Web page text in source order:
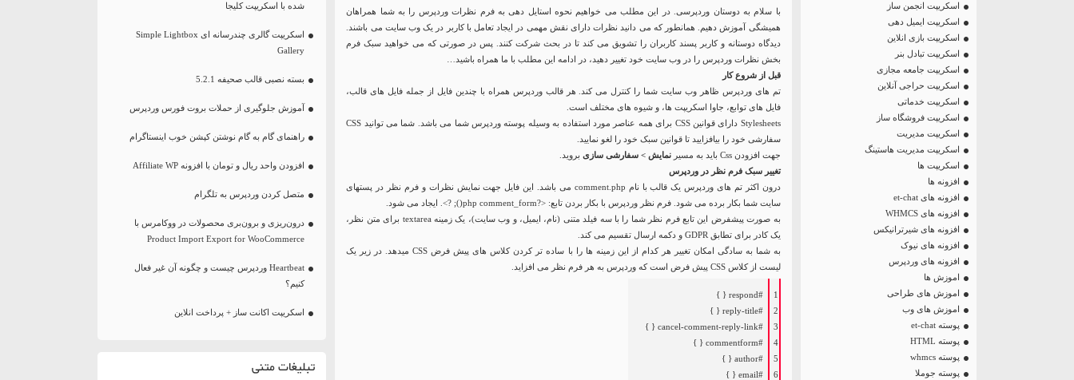
اسکریپت انجمن ساز
اسکریپت ایمیل دهی
اسکریپت بازی انلاین
اسکریپت تبادل بنر
اسکریپت جامعه مجازی
اسکریپت حراجی آنلاین
اسکریپت خدماتی
اسکریپت فروشگاه ساز
اسکریپت مدیریت
اسکریپت مدیریت هاستینگ
اسکریپت ها
افزونه ها
افزونه های et-chat
افزونه های WHMCS
افزونه های شیرترانیکس
افزونه های نیوک
افزونه های وردپرس
اموزش ها
اموزش های طراحی
اموزش های وب
پوسته et-chat
پوسته HTML
پوسته whmcs
پوسته جوملا
با سلام به دوستان وردپرسی. در این مطلب می خواهیم نحوه استایل دهی به فرم نظرات وردپرس را به شما همراهان
همیشگی آموزش دهیم. همانطور که می دانید نظرات دارای نقش مهمی در ایجاد تعامل با کاربر در یک وب سایت می باشند.
دیدگاه دوستانه و کاربر پسند کاربران را تشویق می کند تا در بحث شرکت کنند. پس در صورتی که می خواهید سبک فرم
بخش نظرات وردپرس را در وب سایت خود تغییر دهید، در ادامه این مطلب با ما همراه باشید…
قبل از شروع کار
تم های وردپرس ظاهر وب سایت شما را کنترل می کند. هر قالب وردپرس همراه با چندین فایل از جمله فایل های قالب،
فایل های توابع، جاوا اسکریپت ها، و شیوه های مختلف است.
Stylesheets دارای قوانین CSS برای همه عناصر مورد استفاده به وسیله پوسته وردپرس شما می باشد. شما می توانید CSS
سفارشی خود را بیافزایید تا قوانین سبک خود را لغو نمایید.
جهت افزودن Css باید به مسیر
نمایش > سفارشی سازی بروید.
تغییر سبک فرم نظر در وردپرس
درون اکثر تم های وردپرس یک قالب با نام comment.php می باشد. این فایل جهت نمایش نظرات و فرم نظر در پستهای
سایت شما بکار برده می شود. فرم نظر وردپرس با بکار بردن تابع:<?php comment_form(); ?>
. ایجاد می شود.
به صورت پیشفرض این تابع فرم نظر شما را با سه فیلد متنی (نام، ایمیل، و وب سایت)، یک زمینه textarea برای متن نظر،
یک کادر برای تطابق GDPR و دکمه ارسال تقسیم می کند.
به شما به سادگی امکان تغییر هر کدام از این زمینه ها را با ساده تر کردن کلاس های پیش فرض CSS میدهد. در زیر یک
لیست از کلاس CSS پیش فرض است که وردپرس به هر فرم نظر می افزاید.
1
2
3
4
5
6
#respond { }
#reply-title { }
#cancel-comment-reply-link { }
#commentform { }
#author { }
#email { }
شده با اسکریپت کلیجا
اسکریپت گالری چندرسانه ای Simple Lightbox
Gallery
بسته نصبی قالب صحیفه 5.2.1
آموزش جلوگیری از حملات بروت فورس وردپرس
راهنمای گام به گام نوشتن کپشن خوب اینستاگرام
افزودن واحد ریال و تومان با افزونه Affiliate WP
متصل کردن وردپرس به تلگرام
درون‌ریزی و برون‌بری محصولات در ووکامرس با
Product Import Export for WooCommerce
Heartbeat وردپرس چیست و چگونه آن غیر فعال
کنیم؟
اسکریپت اکانت ساز + پرداخت انلاین
تبلیغات متنی